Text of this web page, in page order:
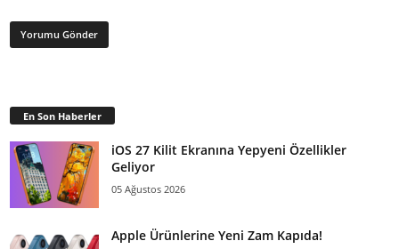
En Son Haberler
iOS 27 Kilit Ekranına Yepyeni Özellikler
Geliyor
05 Ağustos 2026
Apple Ürünlerine Yeni Zam Kapıda!